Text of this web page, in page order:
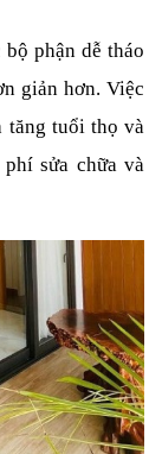
phận dễ tháo
giản hơn. Việc
tăng tuổi thọ và
sửa chữa và